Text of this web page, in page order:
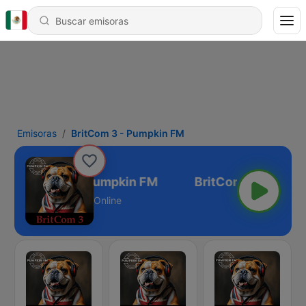
Emisoras BritCom 3 - Pumpkin FM
BritCom 3 - Pumpkin FM
Online